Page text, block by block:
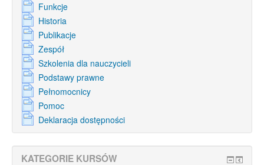
Funkcje
Historia
Publikacje
Zespół
Szkolenia dla nauczycieli
Podstawy prawne
Pełnomocnicy
Pomoc
Deklaracja dostępności
KATEGORIE KURSÓW